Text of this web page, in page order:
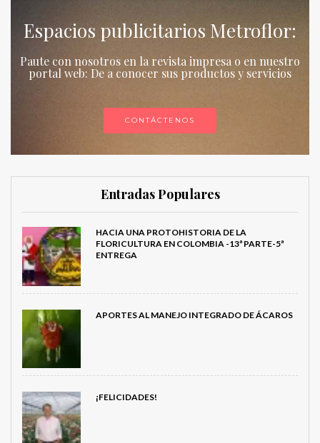
Espacios publicitarios Metroflor:
Paute con nosotros en la revista impresa o en nuestro
portal web: De a conocer sus productos y servicios
CONTÁCTENOS
Entradas Populares
HACIA UNA PROTOHISTORIA DE LA
FLORICULTURA EN COLOMBIA -13ª PARTE-5ª
ENTREGA
APORTES AL MANEJO INTEGRADO DE ÁCAROS
¡FELICIDADES!